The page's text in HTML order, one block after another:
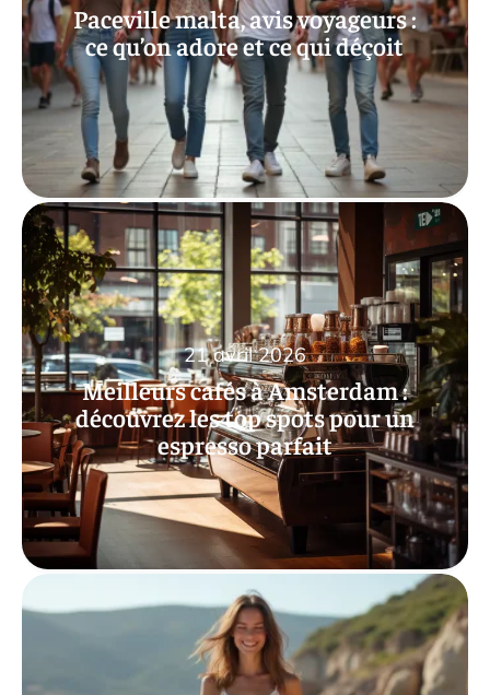
Paceville malta, avis voyageurs :
ce qu’on adore et ce qui déçoit
Meilleurs cafés à Amsterdam :
découvrez les top spots pour un
espresso parfait
21 avril 2026